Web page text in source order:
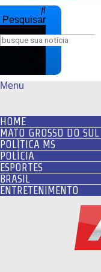
Pesquisar
Menu
HOME
MATO GROSSO DO SUL
POLÍTICA MS
POLÍCIA
ESPORTES
BRASIL
ENTRETENIMENTO